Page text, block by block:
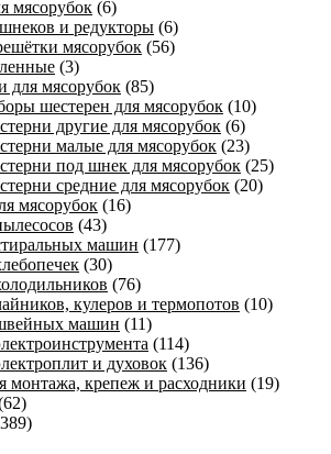
мясорубок (6)
и редукторы (6)
мясорубок (56)
(3)
для мясорубок (85)
шестерен для мясорубок (10)
другие для мясорубок (6)
малые для мясорубок (23)
под шнек для мясорубок (25)
средние для мясорубок (20)
мясорубок (16)
(43)
машин (177)
(30)
(76)
кулеров и термопотов (10)
машин (11)
(114)
и духовок (136)
монтажа, крепеж и расходники (19)